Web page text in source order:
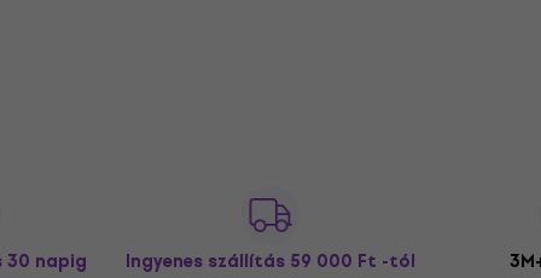
30 napig Ingyenes szállítás 59 000 Ft -tól